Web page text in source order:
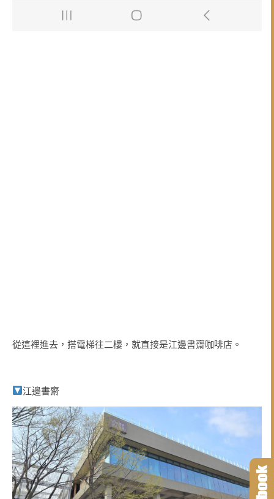
從這裡進去，搭電梯往二樓，就直接是江邊書齋咖啡店。
江邊書齋